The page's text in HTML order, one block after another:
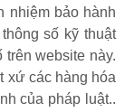
nhiệm bảo hành
số kỹ thuật
website này.
xứ các hàng hóa
của pháp luật..